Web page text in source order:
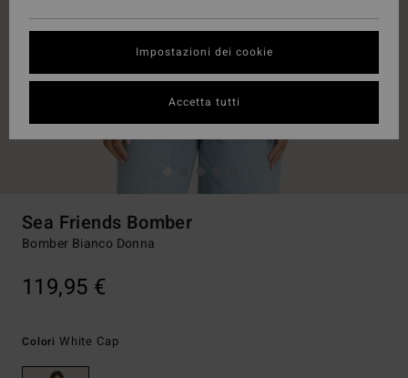
Sea Friends Bomber
Bomber Bianco Donna
119,95 €
Colori White Cap
Impostazioni dei cookie
Accetta tutti